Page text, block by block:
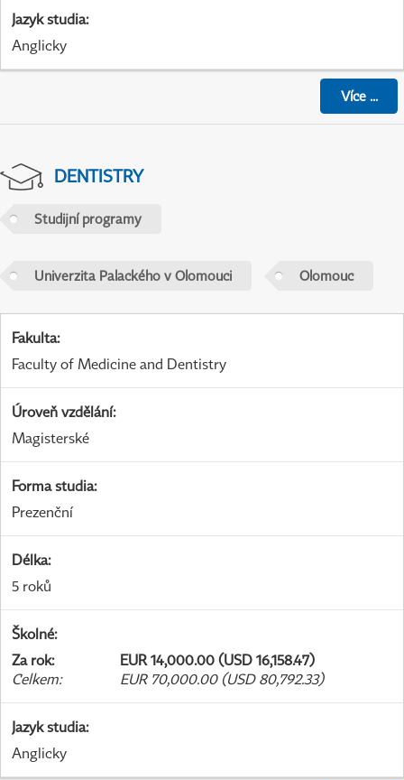
Jazyk studia:
Anglicky
Více...
DENTISTRY
Studijní programy
Univerzita Palackého v Olomouci Olomouc
Fakulta:
Faculty of Medicine and Dentistry
Úroveň vzdělání:
Magisterské
Forma studia:
Prezenční
Délka:
5 roků
Školné:
Za rok:
EUR 14,000.00 (USD 16,158.47)
Celkem: EUR 70,000.00 (USD 80,792.33)
Jazyk studia:
Anglicky